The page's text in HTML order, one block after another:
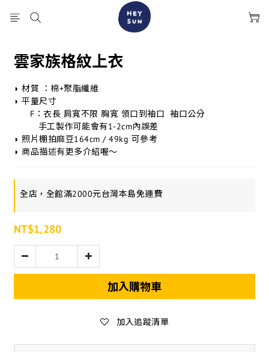
雲家族格紋上衣
◗ 材質 ：棉+聚脂纖維
◗ 平量尺寸
      F：衣長 肩寬不限 胸寬 領口到袖口  袖口公分
         手工製作可能會有1-2cm內誤差
◗ 照片棚拍麻豆164cm / 49kg 可參考
◗ 商品描述有更多介紹喔～
全店，全館滿2000元台灣本島免運費
NT$1,280
加入購物車
加入追蹤清單